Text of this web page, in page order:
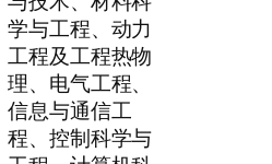
学与工程、动力
工程及工程热物
理、电气工程、
信息与通信工
程、控制科学与